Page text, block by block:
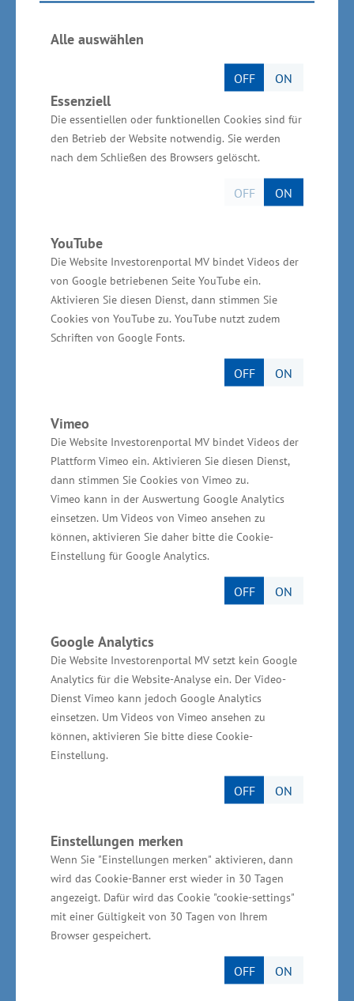
Alle auswählen
OFF ON
Essenziell
Die essentiellen oder funktionellen Cookies sind für
den Betrieb der Website notwendig. Sie werden
nach dem Schließen des Browsers gelöscht.
OFF ON
YouTube
Die Website Investorenportal MV bindet Videos der
von Google betriebenen Seite YouTube ein.
Aktivieren Sie diesen Dienst, dann stimmen Sie
Cookies von YouTube zu. YouTube nutzt zudem
Schriften von Google Fonts.
OFF ON
Vimeo
Die Website Investorenportal MV bindet Videos der
Plattform Vimeo ein. Aktivieren Sie diesen Dienst,
dann stimmen Sie Cookies von Vimeo zu.
Vimeo kann in der Auswertung Google Analytics
einsetzen. Um Videos von Vimeo ansehen zu
können, aktivieren Sie daher bitte die Cookie-
Einstellung für Google Analytics.
OFF ON
Google Analytics
Die Website Investorenportal MV setzt kein Google
Analytics für die Website-Analyse ein. Der Video-
Dienst Vimeo kann jedoch Google Analytics
einsetzen. Um Videos von Vimeo ansehen zu
können, aktivieren Sie bitte diese Cookie-
Einstellung.
OFF ON
Einstellungen merken
Wenn Sie "Einstellungen merken" aktivieren, dann
wird das Cookie-Banner erst wieder in 30 Tagen
angezeigt. Dafür wird das Cookie "cookie-settings"
mit einer Gültigkeit von 30 Tagen von Ihrem
Browser gespeichert.
OFF ON
Nistkästen für Fledermäuse, Vögel und
Bienenstöcke.
Christian Greger, Bürgermeister der Stadt
Wittenburg, sagte: „Nicht mehr lange und
Kühne+Nagel kann sein neues Logistikzentrum
beziehen. In Wittenburg freuen wir uns über die
Ansiedlung und die damit einhergehende
Entwicklung des neuen Logistikstandorts. Nicht
bereichert auch das Gewerbegebiet ‚Auf der
Heide‘, das die Stadt Wittenburg gerade
entwickelt und erschließt.“
„Bei Kühne+Nagel wollen wir unsere Kunden
mit globalen Logistiklösungen auf dem Weg zu
internationalem Erfolg unterstützen. Dieser
Standorts in Wittenburg. Unser Partner,
Panattoni, setzt unsere Anforderungen dabei
genau um, sodass in Zukunft von dort aus
Kunden in Deutschland, Europa und der ganzen
Welt versorgt werden können. Auch die
Umsetzung umfangreicher
kohlenstofffreien Zukunft beitragen“, erklärte
Tobias Jerschke, Vorsitzender der
Geschäftsleitung von Kühne+Nagel.
Fred-Markus Bohne, Managing Partner
Panattoni Deutschland und Österreich,
kommentierte das Richtfest wie folgt: „Die
Fertigstellung des Rohbaus ist ein wichtiger
Vorgaben von Kühne+Nagel entsprechend
verfügen die generischen Hallen über einen
hohen Drittnutzungsgrad für Nachmieter aus
Produktion, Light Industrial und Logistik. Auch
für weiteres Wachstum stehen Flächen zur
Verfügung. Nicht zuletzt konnten wir mit